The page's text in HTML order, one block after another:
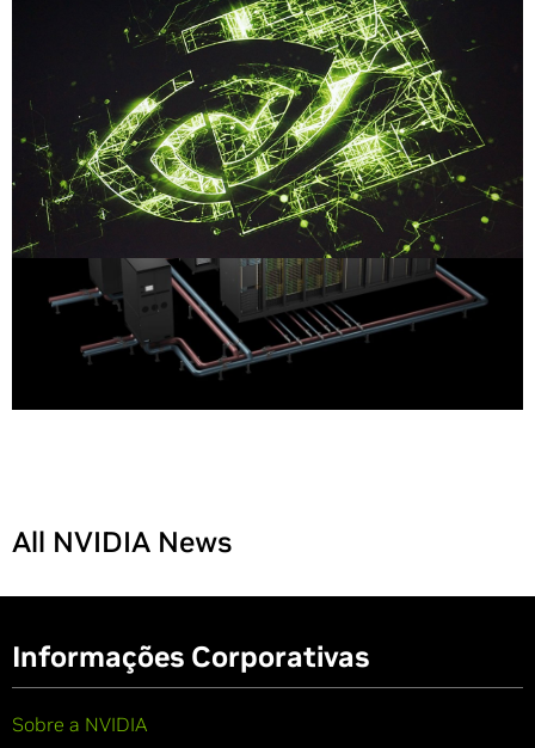
Compartilhe
All NVIDIA News
Informações Corporativas
Sobre a NVIDIA